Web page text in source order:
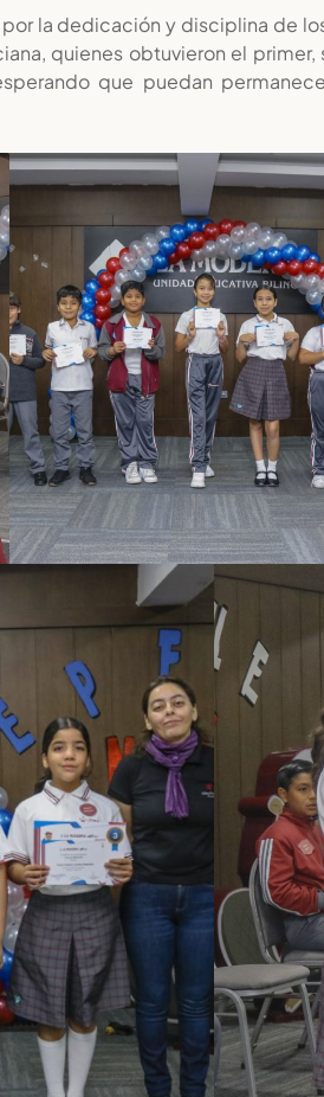
la dedicación y disciplina de
quienes obtuvieron el
que puedan